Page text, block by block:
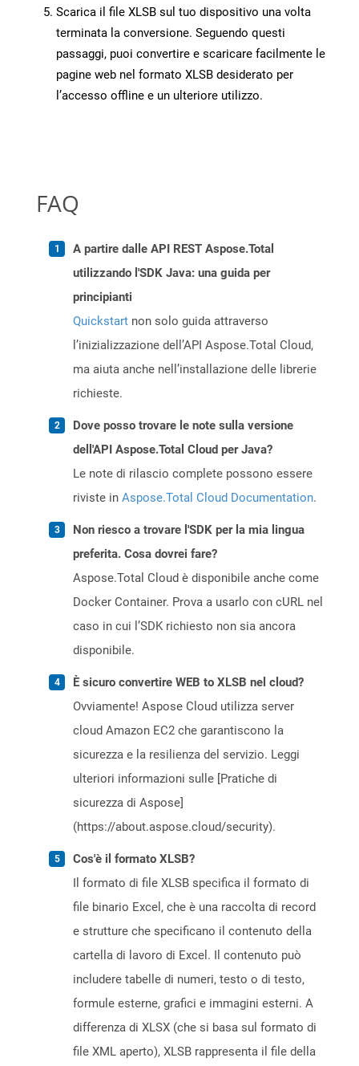
Scarica il file XLSB sul tuo dispositivo una volta
terminata la conversione. Seguendo questi
passaggi, puoi convertire e scaricare facilmente le
pagine web nel formato XLSB desiderato per
l’accesso offline e un ulteriore utilizzo.
FAQ
A partire dalle API REST Aspose.Total
utilizzando l'SDK Java: una guida per
principianti
Quickstart non solo guida attraverso
l’inizializzazione dell’API Aspose.Total Cloud,
ma aiuta anche nell’installazione delle librerie
richieste.
Dove posso trovare le note sulla versione
dell'API Aspose.Total Cloud per Java?
Le note di rilascio complete possono essere
riviste in Aspose.Total Cloud Documentation.
Non riesco a trovare l'SDK per la mia lingua
preferita. Cosa dovrei fare?
Aspose.Total Cloud è disponibile anche come
Docker Container. Prova a usarlo con cURL nel
caso in cui l’SDK richiesto non sia ancora
disponibile.
È sicuro convertire WEB to XLSB nel cloud?
Ovviamente! Aspose Cloud utilizza server
cloud Amazon EC2 che garantiscono la
sicurezza e la resilienza del servizio. Leggi
ulteriori informazioni sulle [Pratiche di
sicurezza di Aspose]
(https://about.aspose.cloud/security).
Cos'è il formato XLSB?
Il formato di file XLSB specifica il formato di
file binario Excel, che è una raccolta di record
e strutture che specificano il contenuto della
cartella di lavoro di Excel. Il contenuto può
includere tabelle di numeri, testo o di testo,
formule esterne, grafici e immagini esterni. A
differenza di XLSX (che si basa sul formato di
file XML aperto), XLSB rappresenta il file della